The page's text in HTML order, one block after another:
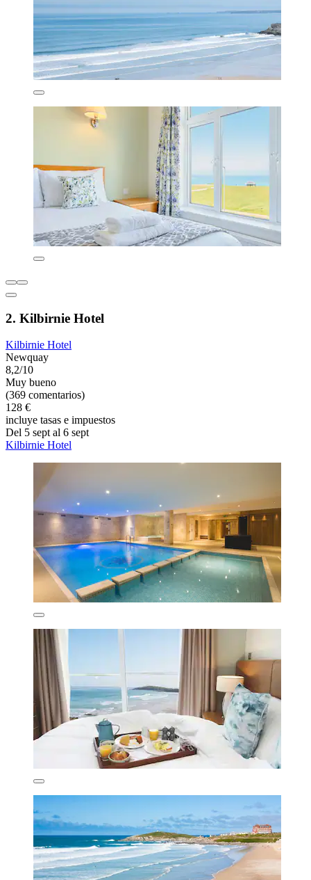
2. Kilbirnie Hotel
Kilbirnie Hotel
Newquay
8,2/10
Muy bueno
(369 comentarios)
128 €
incluye tasas e impuestos
Del 5 sept al 6 sept
Kilbirnie Hotel